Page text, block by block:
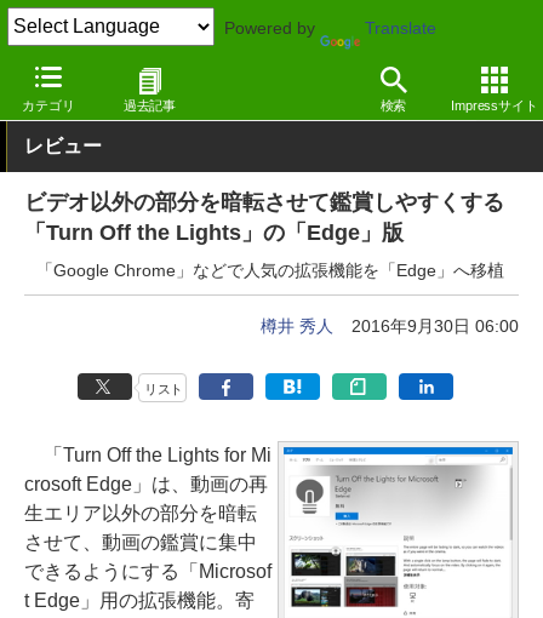
Powered by Translate
カテゴリ 過去記事 検索 Impressサイト
窓の杜 画像・映像・音楽 Edge拡張機能
レビュー
ビデオ以外の部分を暗転させて鑑賞しやすくする
「Turn Off the Lights」の「Edge」版
「Google Chrome」などで人気の拡張機能を「Edge」へ移植
樽井 秀人 2016年9月30日 06:00
リスト
「Turn Off the Lights for Mi
crosoft Edge」は、動画の再
生エリア以外の部分を暗転
させて、動画の鑑賞に集中
できるようにする「Microsof
t Edge」用の拡張機能。寄